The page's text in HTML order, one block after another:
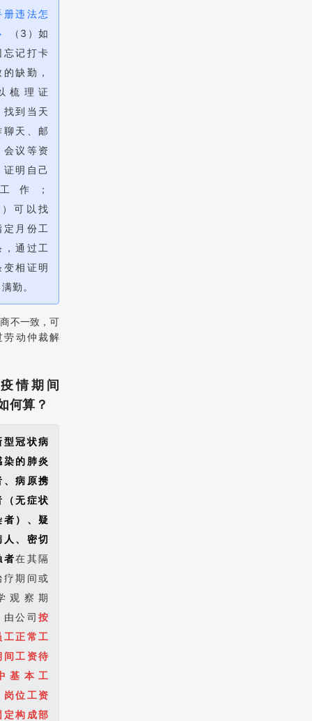
册违法怎
（3）如
忘记打卡
缺勤，
梳理证
找到当天
聊天、邮
会议等资
证明自己
作；
可以找
定月份工
，通过工
变相证明
勤。
不一致，可
劳动仲裁解
情期间
何算？
型冠状病
染的肺炎
、病原携
（无症状
者）、疑
人、密切
者在其隔
疗期间或
观察期
由公司 按
工正常工
间工资待
基本工
岗位工资
定构成部